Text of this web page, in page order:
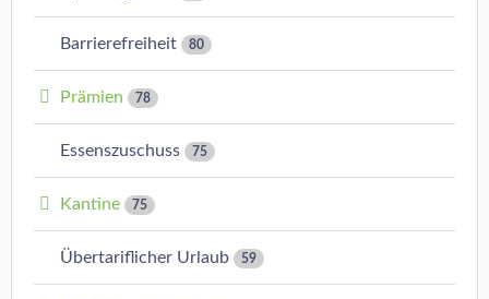
Barrierefreiheit 80
Prämien 78
Essenszuschuss 75
Kantine 75
Übertariflicher Urlaub 59